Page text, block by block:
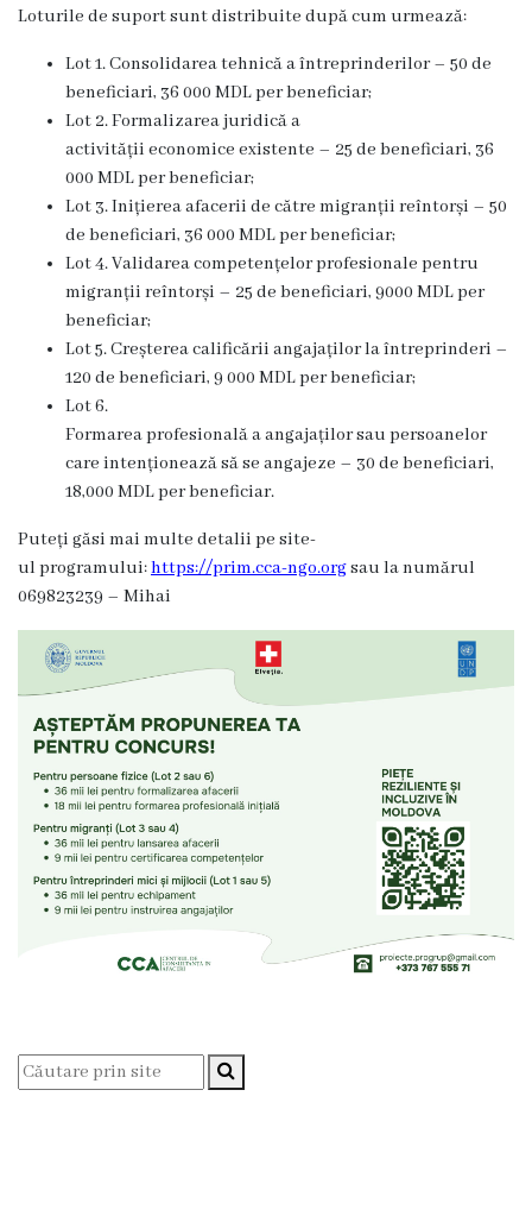
în
domeniul
social
Organigrama
Mediator
comunitar
Control
intern
managerial
Consiliul
local
Secretarul
Consiliului
Consilieri
Comisii
de
specialitate
Deciziile
consiliului
Procese
Loturile de suport sunt distribuite după cum urmează:
Lot 1. Consolidarea tehnică a întreprinderilor – 50 de
beneficiari, 36 000 MDL per beneficiar;
Lot 2. Formalizarea juridică a
activității economice existente – 25 de beneficiari, 36
000 MDL per beneficiar;
Lot 3. Inițierea afacerii de către migranții reîntorși – 50
de beneficiari, 36 000 MDL per beneficiar;
Lot 4. Validarea competențelor profesionale pentru
migranții reîntorși – 25 de beneficiari, 9000 MDL per
beneficiar;
Lot 5. Creșterea calificării angajaților la întreprinderi –
120 de beneficiari, 9 000 MDL per beneficiar;
Lot 6.
Formarea profesională a angajaților sau persoanelor
care intenționează să se angajeze – 30 de beneficiari,
18,000 MDL per beneficiar.
Puteți găsi mai multe detalii pe site-
ul programului:https://prim.cca-ngo.orgsau la numărul
069823239 – Mihai